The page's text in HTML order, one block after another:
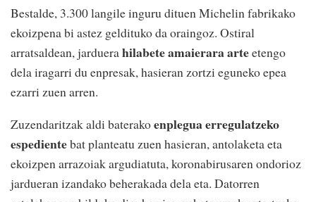
Bestalde, 3.300 langile inguru dituen Michelin fabrikako
ekoizpena bi astez geldituko da oraingoz. Ostiral
arratsaldean, jarduerahilabete amaierara arteetengo
dela iragarri du enpresak, hasieran zortzi eguneko epea
ezarri zuen arren.
Zuzendaritzak aldi baterakoenplegua erregulatzeko
espedientebat planteatu zuen hasieran, antolaketa eta
ekoizpen arrazoiak argudiatuta, koronabirusaren ondorioz
jardueran izandako beherakada dela eta. Datorren